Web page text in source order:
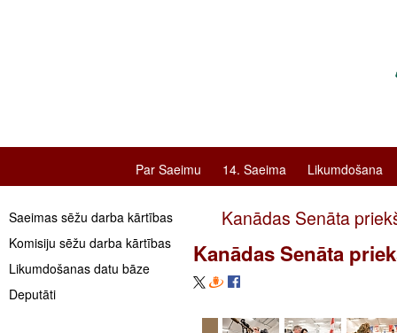
Par Saeimu 14. Saeima Likumdošana
Saeimas sēžu darba kārtības
Komisiju sēžu darba kārtības
Likumdošanas datu bāze
Deputāti
Kanādas Senāta
Kanādas Senāta